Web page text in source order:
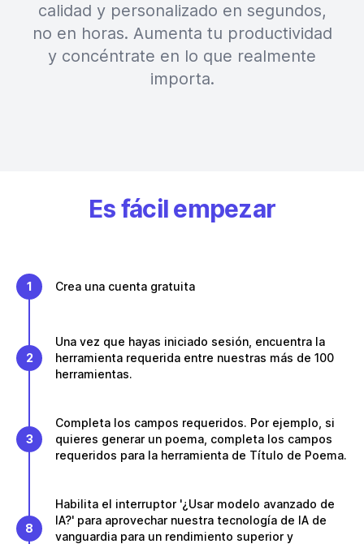
calidad y personalizado en segundos,
no en horas. Aumenta tu productividad
y concéntrate en lo que realmente
importa.
Es fácil empezar
1 Crea una cuenta gratuita
2
Una vez que hayas iniciado sesión, encuentra la
herramienta requerida entre nuestras más de 100
herramientas.
3
Completa los campos requeridos. Por ejemplo, si
quieres generar un poema, completa los campos
requeridos para la herramienta de Título de Poema.
8
Habilita el interruptor '¿Usar modelo avanzado de
IA?' para aprovechar nuestra tecnología de IA de
vanguardia para un rendimiento superior y